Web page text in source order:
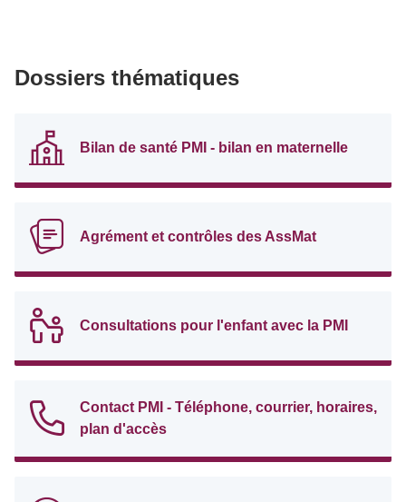
Dossiers thématiques
Bilan de santé PMI - bilan en maternelle
Agrément et contrôles des AssMat
Consultations pour l'enfant avec la PMI
Contact PMI - Téléphone, courrier, horaires,
plan d'accès